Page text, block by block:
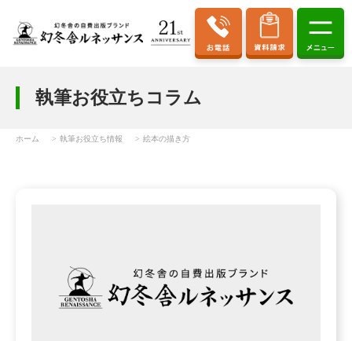
執筆お役立ちコラム
ホーム 執筆お役立ち情報 絵本の描き方